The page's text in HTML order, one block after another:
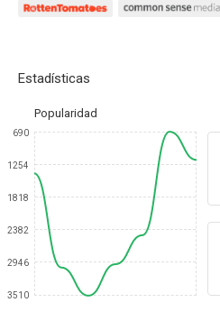
Estadísticas
Popularidad
690
1254
1818
2382
2946
3510